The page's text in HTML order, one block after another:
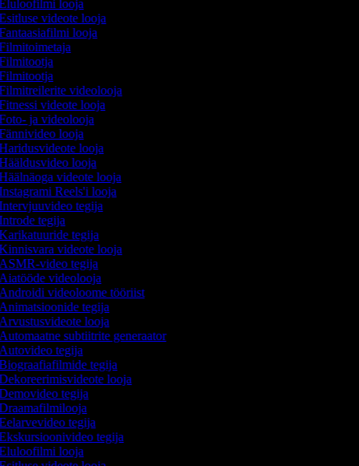
looja
videote looja
looja
videolooja
videote looja
ja videolooja
looja
looja
looja
videote looja
Reels'i looja
tegija
tegija
tegija
videote looja
video tegija
videolooja
videoloome tööriist
tegija
looja
subtiitrite generaator
tegija
tegija
looja
tegija
tegija
tegija
looja